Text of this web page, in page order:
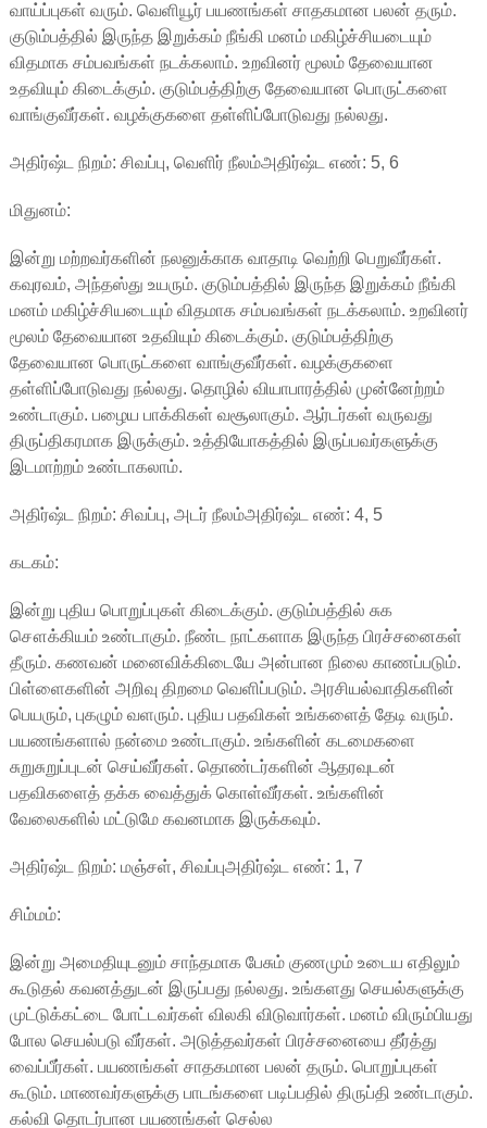
வாய்ப்புகள் வரும். வெளியூர் பயணங்கள் சாதகமான பலன் தரும்.
குடும்பத்தில் இருந்த இறுக்கம் நீங்கி மனம் மகிழ்ச்சியடையும்
விதமாக சம்பவங்கள் நடக்கலாம். உறவினர் மூலம் தேவையான
உதவியும் கிடைக்கும். குடும்பத்திற்கு தேவையான பொருட்களை
வாங்குவீர்கள். வழக்குகளை தள்ளிப்போடுவது நல்லது.
அதிர்ஷ்ட நிறம்: சிவப்பு, வெளிர் நீலம்அதிர்ஷ்ட எண்: 5, 6
மிதுனம்:
இன்று மற்றவர்களின் நலனுக்காக வாதாடி வெற்றி பெறுவீர்கள்.
கவுரவம், அந்தஸ்து உயரும். குடும்பத்தில் இருந்த இறுக்கம் நீங்கி
மனம் மகிழ்ச்சியடையும் விதமாக சம்பவங்கள் நடக்கலாம். உறவினர்
மூலம் தேவையான உதவியும் கிடைக்கும். குடும்பத்திற்கு
தேவையான பொருட்களை வாங்குவீர்கள். வழக்குகளை
தள்ளிப்போடுவது நல்லது. தொழில் வியாபாரத்தில் முன்னேற்றம்
உண்டாகும். பழைய பாக்கிகள் வசூலாகும். ஆர்டர்கள் வருவது
திருப்திகரமாக இருக்கும். உத்தியோகத்தில் இருப்பவர்களுக்கு
இடமாற்றம் உண்டாகலாம்.
அதிர்ஷ்ட நிறம்: சிவப்பு, அடர் நீலம்அதிர்ஷ்ட எண்: 4, 5
கடகம்:
இன்று புதிய பொறுப்புகள் கிடைக்கும். குடும்பத்தில் சுக
சௌக்கியம் உண்டாகும். நீண்ட நாட்களாக இருந்த பிரச்சனைகள்
தீரும். கணவன் மனைவிக்கிடையே அன்பான நிலை காணப்படும்.
பிள்ளைகளின் அறிவு திறமை வெளிப்படும். அரசியல்வாதிகளின்
பெயரும், புகழும் வளரும். புதிய பதவிகள் உங்களைத் தேடி வரும்.
பயணங்களால் நன்மை உண்டாகும். உங்களின் கடமைகளை
சுறுசுறுப்புடன் செய்வீர்கள். தொண்டர்களின் ஆதரவுடன்
பதவிகளைத் தக்க வைத்துக் கொள்வீர்கள். உங்களின்
வேலைகளில் மட்டுமே கவனமாக இருக்கவும்.
அதிர்ஷ்ட நிறம்: மஞ்சள், சிவப்புஅதிர்ஷ்ட எண்: 1, 7
சிம்மம்:
இன்று அமைதியுடனும் சாந்தமாக பேசும் குணமும் உடைய எதிலும்
கூடுதல் கவனத்துடன் இருப்பது நல்லது. உங்களது செயல்களுக்கு
முட்டுக்கட்டை போட்டவர்கள் விலகி விடுவார்கள். மனம் விரும்பியது
போல செயல்படு வீர்கள். அடுத்தவர்கள் பிரச்சனையை தீர்த்து
வைப்பீர்கள். பயணங்கள் சாதகமான பலன் தரும். பொறுப்புகள்
கூடும். மாணவர்களுக்கு பாடங்களை படிப்பதில் திருப்தி உண்டாகும்.
கல்வி தொடர்பான பயணங்கள் செல்ல